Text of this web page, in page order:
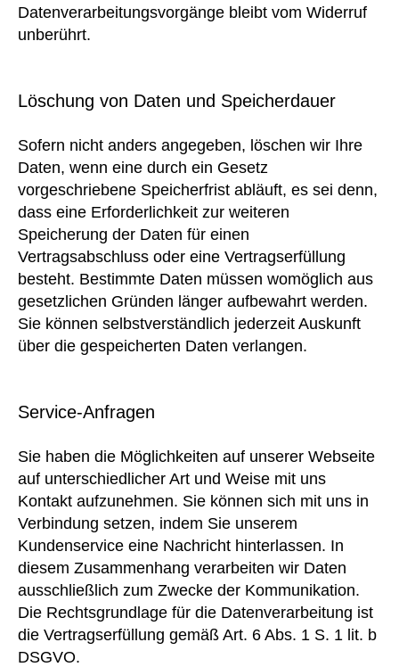
Datenverarbeitungsvorgänge bleibt vom Widerruf
unberührt.
Löschung von Daten und Speicherdauer
Sofern nicht anders angegeben, löschen wir Ihre
Daten, wenn eine durch ein Gesetz
vorgeschriebene Speicherfrist abläuft, es sei denn,
dass eine Erforderlichkeit zur weiteren
Speicherung der Daten für einen
Vertragsabschluss oder eine Vertragserfüllung
besteht. Bestimmte Daten müssen womöglich aus
gesetzlichen Gründen länger aufbewahrt werden.
Sie können selbstverständlich jederzeit Auskunft
über die gespeicherten Daten verlangen.
Service-Anfragen
Sie haben die Möglichkeiten auf unserer Webseite
auf unterschiedlicher Art und Weise mit uns
Kontakt aufzunehmen. Sie können sich mit uns in
Verbindung setzen, indem Sie unserem
Kundenservice eine Nachricht hinterlassen. In
diesem Zusammenhang verarbeiten wir Daten
ausschließlich zum Zwecke der Kommunikation.
Die Rechtsgrundlage für die Datenverarbeitung ist
die Vertragserfüllung gemäß Art. 6 Abs. 1 S. 1 lit. b
DSGVO.